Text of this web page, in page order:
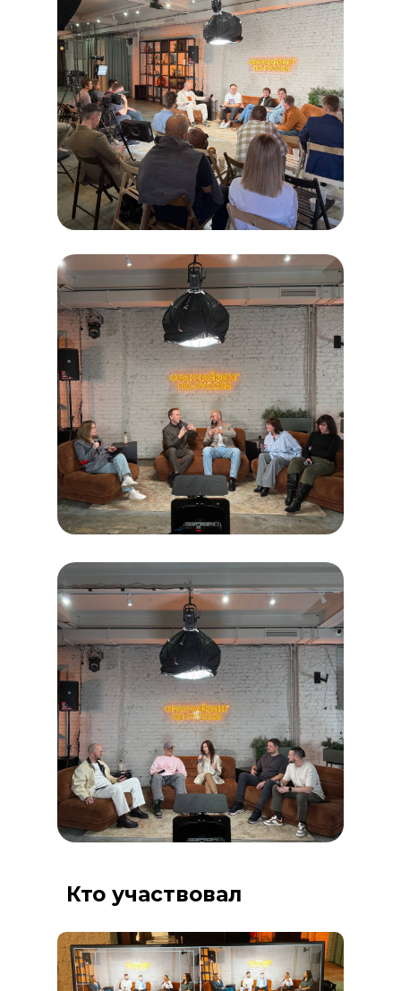
Кто участвовал